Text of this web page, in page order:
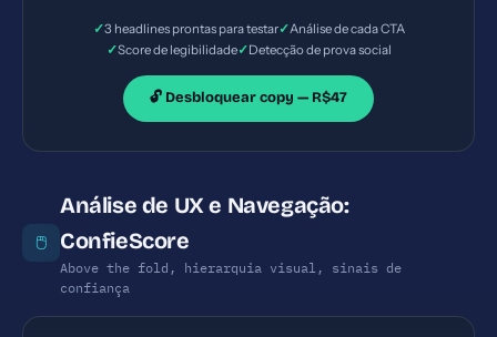
(ex.: Quero descobrir o que está me travando, Quero
poderia ser mais orientado a ação específica e
benefício (ex.: "Receba seu Raio-X agora e aumente
suas chances de aprovação"). Posicionamento mid-
✓3 headlines prontas para testar✓Análise de cada CTA
✓Score de legibilidade✓Detecção de prova social
🔓 Desbloquear copy — R$47
🖱️
Análise de UX e Navegação:
ConfieScore
Above the fold, hierarquia visual, sinais de
confiança